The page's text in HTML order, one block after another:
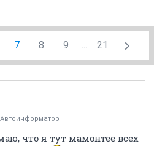
7 8 9 ... 21
Автоинформатор
что я тут мамонтее всех